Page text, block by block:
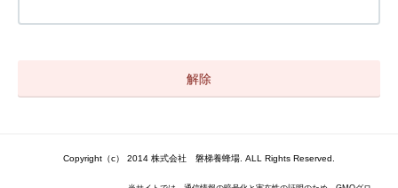
Copyright（c） 2014 株式会社 磐梯養蜂場. ALL Rights Reserved.